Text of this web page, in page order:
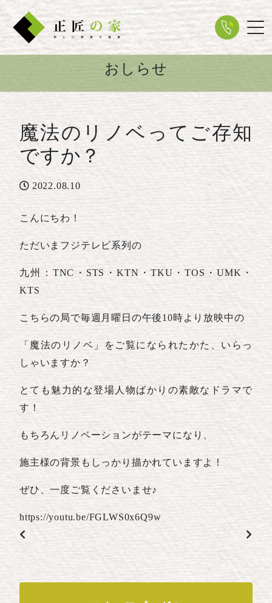
おしらせ
魔法のリノベってご存知
ですか？
2022.08.10
こんにちわ！
ただいまフジテレビ系列の
九州：TNC・STS・KTN・TKU・TOS・UMK・
KTS
こちらの局で毎週月曜日の午後10時より放映中の
「魔法のリノベ」をご覧になられたかた、いらっ
しゃいますか？
とても魅力的な登場人物ばかりの素敵なドラマで
す！
もちろんリノベーションがテーマになり、
施主様の背景もしっかり描かれていますよ！
ぜひ、一度ご覧くださいませ♪
https://youtu.be/FGLWS0x6Q9w